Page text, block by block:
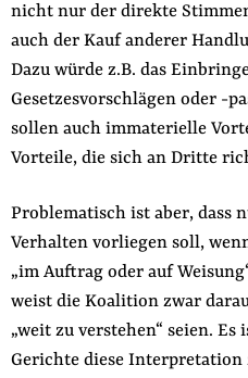
nicht nur der direkte
auch der Kauf anderer
Dazu würde z.B. das
Gesetzesvorschlägen oder -
sollen auch immaterielle
Vorteile, die sich an Dritte
Problematisch ist aber, dass
Verhalten vorliegen soll,
„im Auftrag oder auf
weist die Koalition zwar
„weit zu verstehen“ seien.
Gerichte diese Interpretation